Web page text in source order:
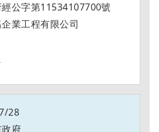
公字第11534107700號
業工程有限公司
28